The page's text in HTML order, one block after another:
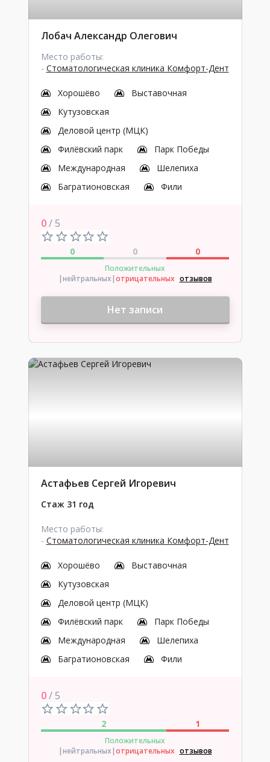
Лобач Александр Олегович
Место работы:
- Стоматологическая клиника Комфорт-Дент
Хорошёво
Выставочная
Кутузовская
Деловой центр (МЦК)
Филёвский парк
Парк Победы
Международная
Шелепиха
Багратионовская
Фили
0/ 5
0 0 0
Положительных
|нейтральных|отрицательных отзывов
Нет записи
Астафьев Сергей Игоревич
Стаж 31 год
Место работы:
- Стоматологическая клиника Комфорт-Дент
Хорошёво
Выставочная
Кутузовская
Деловой центр (МЦК)
Филёвский парк
Парк Победы
Международная
Шелепиха
Багратионовская
Фили
0/ 5
2 1
Положительных
|нейтральных|отрицательных отзывов